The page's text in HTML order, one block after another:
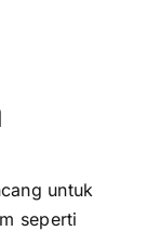
untuk
ѕереrtі